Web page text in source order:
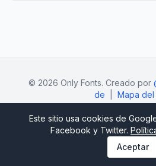
© 2026 Only Fonts. Creado por
de
Mapa del
Este sitio usa cookies de
Facebook y Twitter.
Aceptar